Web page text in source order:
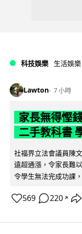
科技娛樂 生活娛樂
Lawton 7 小時
家長無得慳
二手教科書
社福界立法會議員陳
遠超通漲，令家長難
令學生無法完成功課
569 220 ↗